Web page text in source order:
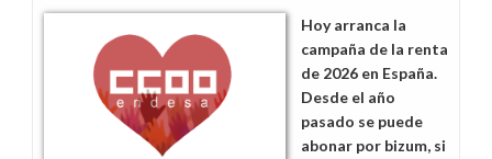
nos
deja
gran
vacío
Hoy arranca la
campaña de la renta
de 2026 en España.
Desde el año
pasado se puede
abonar por bizum, si